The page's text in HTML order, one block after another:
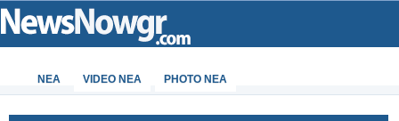
ΝΕΑ VIDEO NEA PHOTO NEA